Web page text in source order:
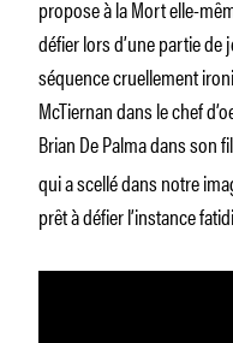
propose à la Mort elle-
défier lors d’une partie de
séquence cruellement
McTiernan dans le chef
Brian De Palma dans son
qui a scellé dans notre
prêt à défier l’instance